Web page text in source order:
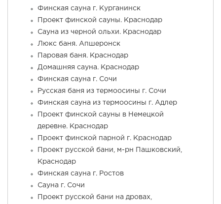
Финская сауна г. Курганинск
Проект финской сауны. Краснодар
Сауна из черной ольхи. Краснодар
Люкс баня. Апшеронск
Паровая баня. Краснодар
Домашняя сауна. Краснодар
Финская сауна г. Сочи
Русская баня из термоосины г. Сочи
Финская сауна из термоосины г. Адлер
Проект финской сауны в Немецкой
деревне. Краснодар
Проект финской парной г. Краснодар
Проект русской бани, м-рн Пашковский,
Краснодар
Финская сауна г. Ростов
Сауна г. Сочи
Проект русской бани на дровах,